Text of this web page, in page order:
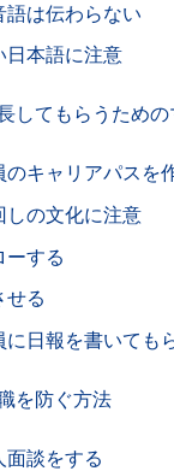
語は伝わらない
日本語に注意
してもらうため
のキャリアパスを
しの文化に注意
ーする
せる
日報を書いても
を防ぐ方法
面談をする